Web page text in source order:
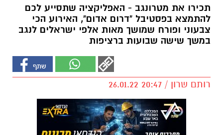
תכירו את מטרונגב - האפליקציה שתסייע לכם
להתמצא בפסטיבל "דרום אדום", האירוע הכי
צבעוני ופורח שמושך מאות אלפי ישראלים לנגב
במשך שישה שבועות ברציפות
רותם שרון / 20:47 26.01.22